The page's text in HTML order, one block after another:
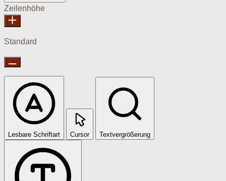
Zeilenhöhe
Standard
Lesbare Schriftart Cursor Textvergrößerung